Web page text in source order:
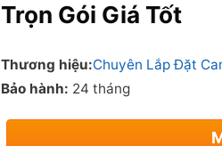
Trọn Gói Giá Tốt
Thương hiệu:Chuyên Lắp Đặt
Bảo hành: 24 tháng